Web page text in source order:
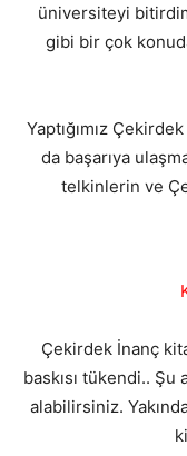
üniversiteyi
gibi bir çok
Yaptığımız
da başarıya
telkinlerin ve
Çekirdek İnanç
baskısı tükendi.. Şu
alabilirsiniz.